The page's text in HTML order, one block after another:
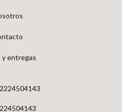
y entregas